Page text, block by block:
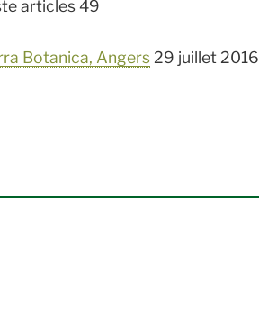
articles 49
Botanica, Angers 29 juillet 2016